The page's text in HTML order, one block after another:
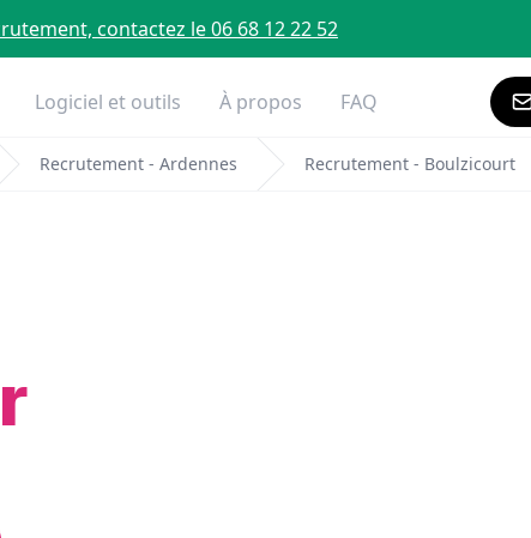
contactez le 06 68 12 22 52
Logiciel et outils À propos FAQ
Recrutement - Ardennes Recrutement - Boulzicourt